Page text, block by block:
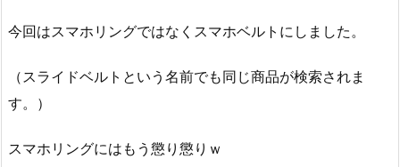
今回はスマホリングではなくスマホベルトにしました。
（スライドベルトという名前でも同じ商品が検索されま
す。）
スマホリングにはもう懲り懲りｗ